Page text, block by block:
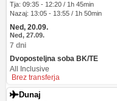
Tja: 09:35 - 12:20 / 1h 45min
Nazaj: 13:05 - 13:55 / 1h 50min
Ned, 20.09.
Ned, 27.09.
7 dni
Dvoposteljna soba BK/TE
All Inclusive
Brez transferja
Dunaj